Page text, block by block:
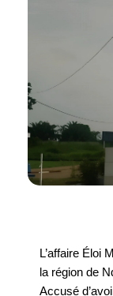
L’affaire Éloi
la région de
Accusé